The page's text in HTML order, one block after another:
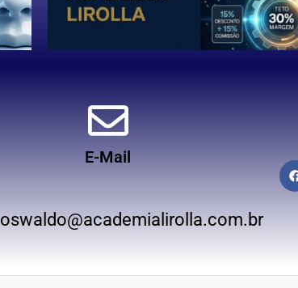
E-Mail
oswaldo@academialirolla.com.br